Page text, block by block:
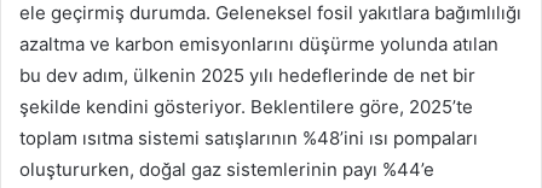
ele geçirmiş durumda. Geleneksel fosil yakıtlara bağımlılığı
azaltma ve karbon emisyonlarını düşürme yolunda atılan
bu dev adım, ülkenin 2025 yılı hedeflerinde de net bir
şekilde kendini gösteriyor. Beklentilere göre, 2025’te
toplam ısıtma sistemi satışlarının %48’ini ısı pompaları
oluştururken, doğal gaz sistemlerinin payı %44’e